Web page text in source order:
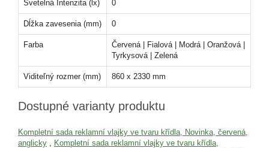
Svetelná Intenzita (lx) 0
Dĺžka zavesenia (mm) 0
Farba
Červená | Fialová | Modrá | Oranžová |
Tyrkysová | Zelená
Viditeľný rozmer (mm) 860 x 2330 mm
Dostupné varianty produktu
Kompletní sada reklamní vlajky ve tvaru křídla, Novinka, červená,
anglicky , Kompletní sada reklamní vlajky ve tvaru křídla,